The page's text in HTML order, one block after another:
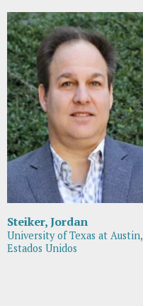
Steiker, Jordan
University of Texas at Austin,
Estados Unidos